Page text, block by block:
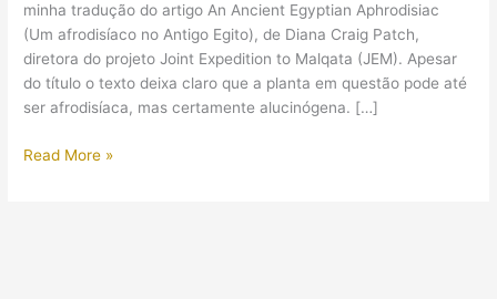
minha tradução do artigo An Ancient Egyptian Aphrodisiac
(Um afrodisíaco no Antigo Egito), de Diana Craig Patch,
diretora do projeto Joint Expedition to Malqata (JEM). Apesar
do título o texto deixa claro que a planta em questão pode até
ser afrodisíaca, mas certamente alucinógena. […]
Um
Read More »